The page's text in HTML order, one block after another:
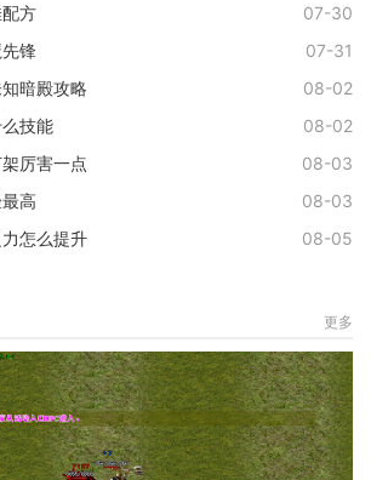
方
07-30
锋
07-31
暗殿攻略
08-02
技能
08-02
厉害一点
08-03
高
08-03
怎么提升
08-05
更多